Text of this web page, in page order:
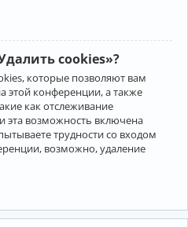
cookies»?
которые позволяют вам
этой конференции, а также
как отслеживание
эта возможность включена
трудности со входом
возможно, удаление